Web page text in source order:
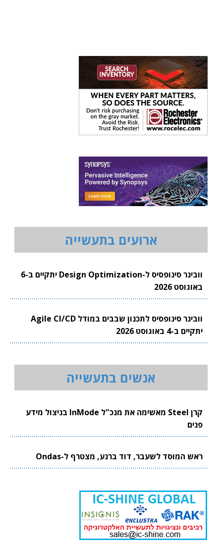
ארועים בתעשייה
וובינר סינופסיס ל-Design Optimization יתקיים ב-6
באוגוסט 2026
וובינר סינופסיס לתכנון שבבים במודל Agile CI/CD
יתקיים ב-4 באוגוסט 2026
אנשים בתעשייה
קרן Steel מאשימה את מנכ"ל InMode בניצול מידע
פנים
ראש המוסד לשעבר, דוד ברנע, מצטרף ל-Ondas